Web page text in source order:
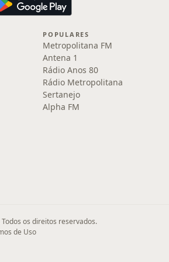
POPULARES
Metropolitana FM
Antena 1
Rádio Anos 80
Rádio Metropolitana
Sertanejo
Alpha FM
os direitos reservados.
de Uso